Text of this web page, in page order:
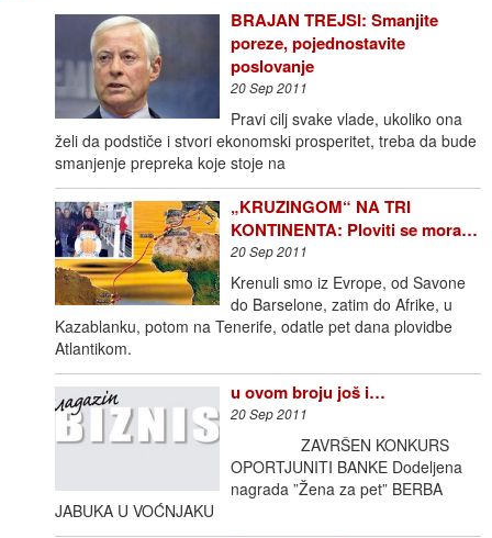
BRAJAN TREJSI: Smanjite
poreze, pojednostavite
poslovanje
20 Sep 2011
Pravi cilj svake vlade, ukoliko ona
želi da podstiče i stvori ekonomski prosperitet, treba da bude
smanjenje prepreka koje stoje na
„KRUZINGOM“ NA TRI
KONTINENTA: Ploviti se mora…
20 Sep 2011
Krenuli smo iz Evrope, od Savone
do Barselone, zatim do Afrike, u
Kazablanku, potom na Tenerife, odatle pet dana plovidbe
Atlantikom.
u ovom broju još i…
20 Sep 2011
ZAVRŠEN KONKURS
OPORTJUNITI BANKE Dodeljena
nagrada ”Žena za pet” BERBA
JABUKA U VOĆNJAKU